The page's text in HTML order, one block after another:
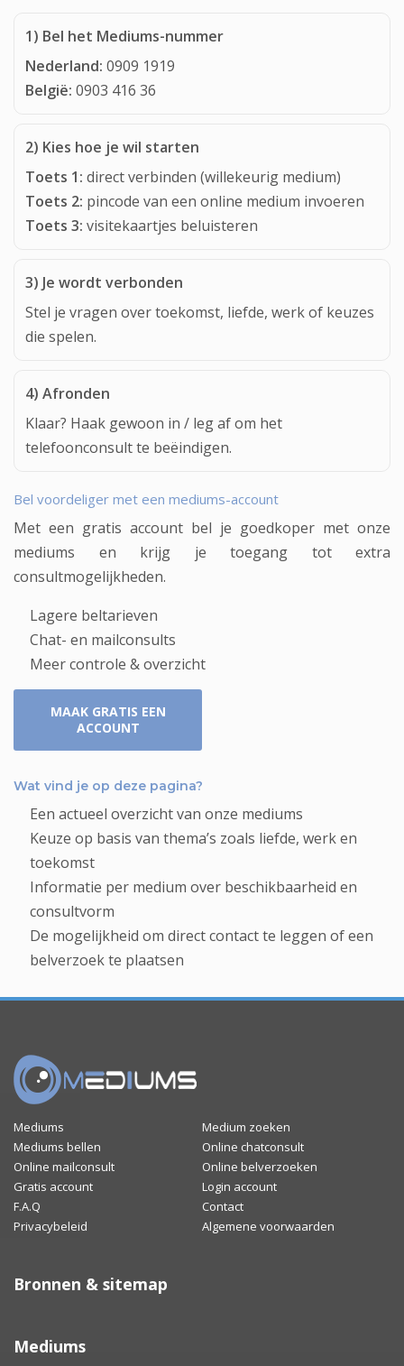
1) Bel het Mediums-nummer
Nederland: 0909 1919
België: 0903 416 36
2) Kies hoe je wil starten
Toets 1: direct verbinden (willekeurig medium)
Toets 2: pincode van een online medium invoeren
Toets 3: visitekaartjes beluisteren
3) Je wordt verbonden
Stel je vragen over toekomst, liefde, werk of keuzes
die spelen.
4) Afronden
Klaar? Haak gewoon in / leg af om het
telefoonconsult te beëindigen.
Bel voordeliger met een mediums-account
Met een gratis account bel je goedkoper met onze
mediums en krijg je toegang tot extra
consultmogelijkheden.
Lagere beltarieven
Chat- en mailconsults
Meer controle & overzicht
MAAK GRATIS EEN
ACCOUNT
Wat vind je op deze pagina?
Een actueel overzicht van onze mediums
Keuze op basis van thema’s zoals liefde, werk en
toekomst
Informatie per medium over beschikbaarheid en
consultvorm
De mogelijkheid om direct contact te leggen of een
belverzoek te plaatsen
Mediums
Medium zoeken
Mediums bellen
Online chatconsult
Online mailconsult
Online belverzoeken
Gratis account
Login account
F.A.Q
Contact
Privacybeleid
Algemene voorwaarden
Bronnen & sitemap
Mediums